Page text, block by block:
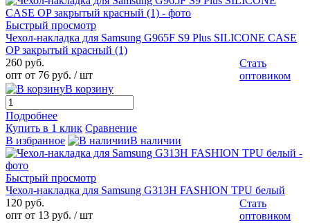
Быстрый просмотр
Чехол-накладка для Samsung G965F S9 Plus SILICONE CASE
OP закрытый красный (1)
260 руб.
опт от 76 руб. / шт
Стать
оптовиком
В корзину
Подробнее
Купить в 1 клик Сравнение
В избранное
В наличии
Быстрый просмотр
Чехол-накладка для Samsung G313H FASHION TPU белый
120 руб.
опт от 13 руб. / шт
Стать
оптовиком